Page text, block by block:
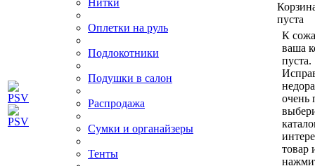
Нитки
Оплетки на руль
Подлокотники
Подушки в салон
Распродажа
Сумки и органайзеры
Тенты
пуста
К
ваша
пуста.
очень
товар